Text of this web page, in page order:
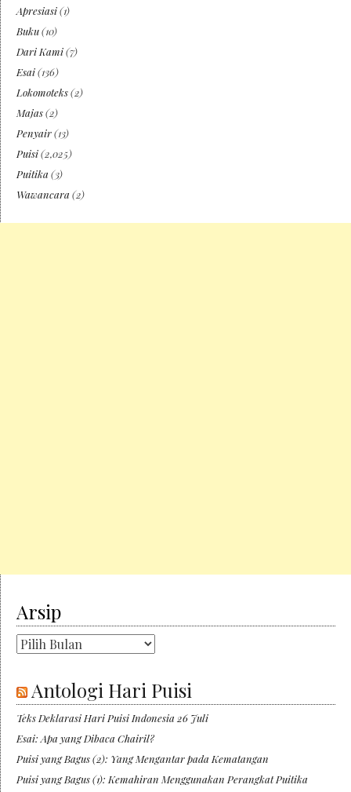
Apresiasi(1)
Buku(10)
Dari Kami(7)
Esai(136)
Lokomoteks(2)
Majas(2)
Penyair(13)
Puisi(2,025)
Puitika (3)
Wawancara (2)
Arsip
Arsip
Antologi Hari Puisi
Teks Deklarasi Hari Puisi Indonesia 26 Juli
Esai: Apa yang Dibaca Chairil?
Puisi yang Bagus (2): Yang Mengantar pada Kematangan
Puisi yang Bagus (1): Kemahiran Menggunakan Perangkat Puitika